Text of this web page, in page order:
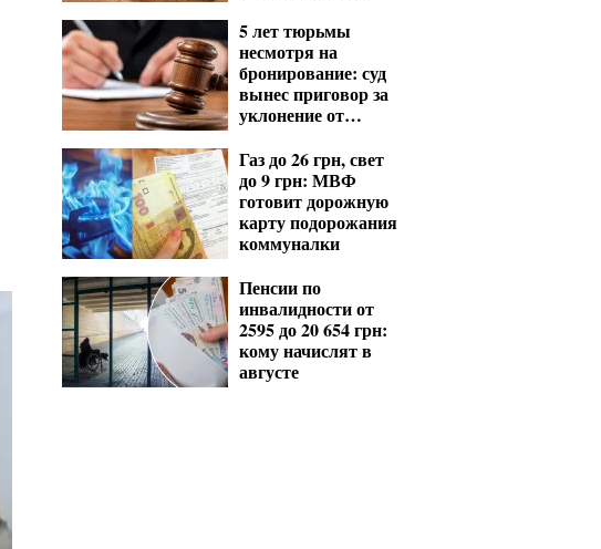
5 лет тюрьмы
несмотря на
бронирование: суд
вынес приговор за
уклонение от
Газ до 26 грн, свет
до 9 грн: МВФ
готовит дорожную
карту подорожания
коммуналки
Пенсии по
инвалидности от
2595 до 20 654 грн:
кому начислят в
августе